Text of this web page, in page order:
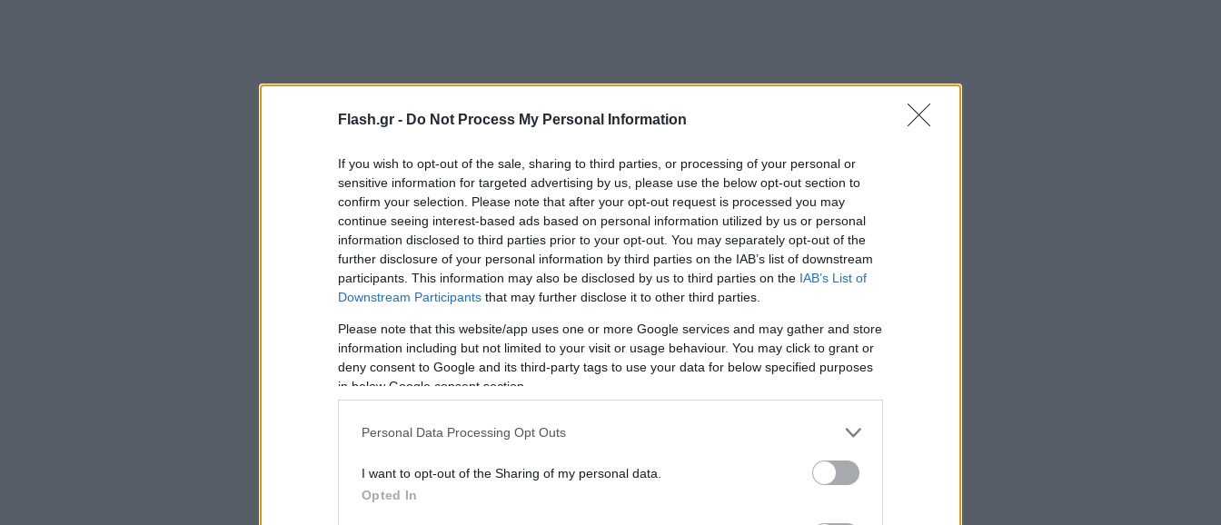
Flash.gr - Do Not Process My Personal Information
If you wish to opt-out of the sale, sharing to third parties, or processing of your personal or
sensitive information for targeted advertising by us, please use the below opt-out section to
confirm your selection. Please note that after your opt-out request is processed you may
continue seeing interest-based ads based on personal information utilized by us or personal
information disclosed to third parties prior to your opt-out. You may separately opt-out of the
further disclosure of your personal information by third parties on the IAB’s list of downstream
participants. This information may also be disclosed by us to third parties on the IAB’s List of
Downstream Participants that may further disclose it to other third parties.
Please note that this website/app uses one or more Google services and may gather and store
information including but not limited to your visit or usage behaviour. You may click to grant or
deny consent to Google and its third-party tags to use your data for below specified purposes
in below Google consent section.
Personal Data Processing Opt Outs
I want to opt-out of the Sharing of my personal data.
Opted In